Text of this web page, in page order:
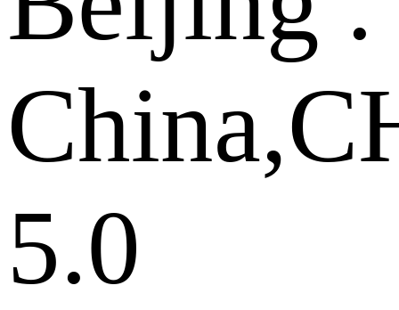
5.0